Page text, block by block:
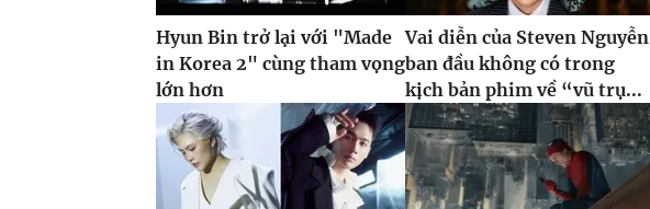
Hyun Bin trở lại với "Made
in Korea 2" cùng tham vọng
lớn hơn
Vai diễn của Steven Nguyễn
ban đầu không có trong
kịch bản phim về “vũ trụ...